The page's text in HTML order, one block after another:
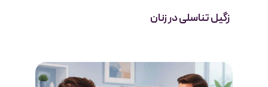
زگیل تناسلی در زنان